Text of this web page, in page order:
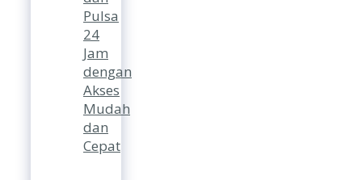
Pulsa
24
Jam
dengan
Akses
Mudah
dan
Cepat